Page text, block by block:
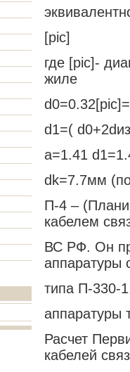
[pic]
где [pic]-
жиле
d1=(
a=1.41
dk=7.7мм
П-4 –
кабелем
ВС РФ. Он
аппаратуры
типа П-330-
аппаратуры
Расчет
кабелей